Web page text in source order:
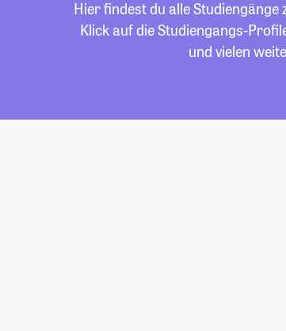
Hier findest du alle Studiengänge
Klick auf die Studiengangs-
und vielen